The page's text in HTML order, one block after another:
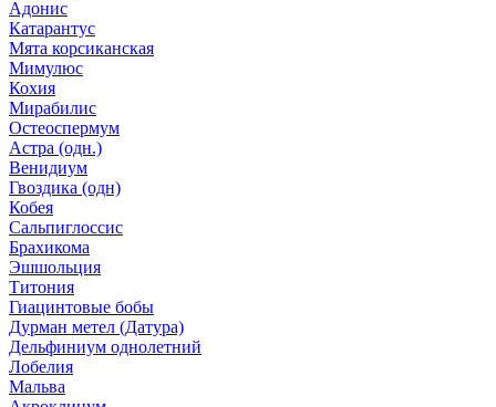
Адонис
Катарантус
Мята корсиканская
Мимулюс
Кохия
Мирабилис
Остеоспермум
Астра (одн.)
Венидиум
Гвоздика (одн)
Кобея
Сальпиглоссис
Брахикома
Эшшольция
Титония
Гиацинтовые бобы
Дурман метел (Датура)
Дельфиниум однолетний
Лобелия
Мальва